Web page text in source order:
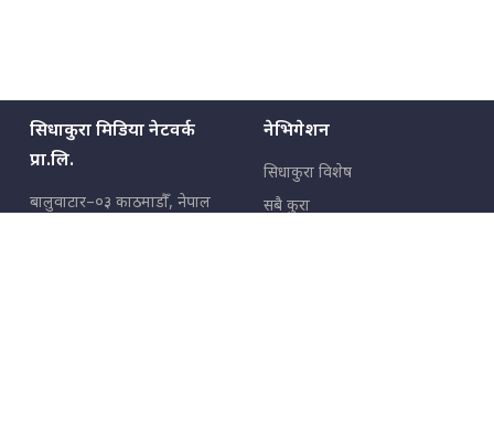
सिधाकुरा मिडिया नेटवर्क
प्रा.लि.
बालुवाटार–०३ काठमाडौँ, नेपाल
नेभिगेशन
सिधाकुरा विशेष
सबै कुरा